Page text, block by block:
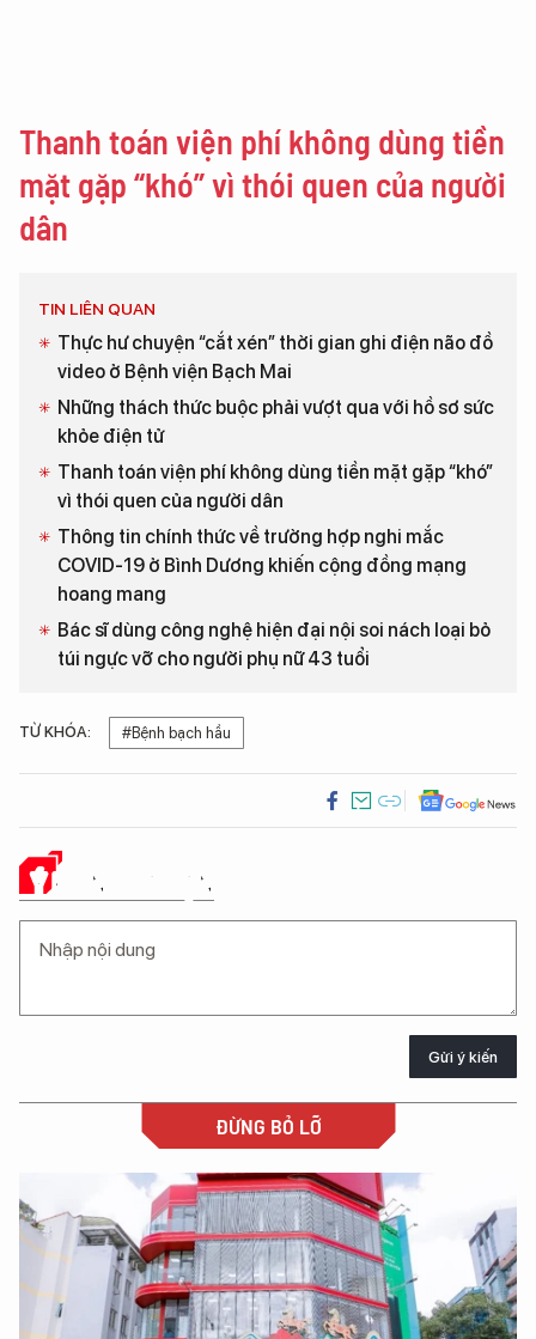
Thanh toán viện phí không dùng tiền
mặt gặp “khó” vì thói quen của người
dân
TIN LIÊN QUAN
Thực hư chuyện “cắt xén” thời gian ghi điện não đồ
video ở Bệnh viện Bạch Mai
Những thách thức buộc phải vượt qua với hồ sơ sức
khỏe điện tử
Thanh toán viện phí không dùng tiền mặt gặp “khó”
vì thói quen của người dân
Thông tin chính thức về trường hợp nghi mắc
COVID-19 ở Bình Dương khiến cộng đồng mạng
hoang mang
Bác sĩ dùng công nghệ hiện đại nội soi nách loại bỏ
túi ngực vỡ cho người phụ nữ 43 tuổi
TỪ KHÓA: #Bệnh bạch hầu
Ý KIẾN CỦA BẠN
Gửi ý kiến
ĐỪNG BỎ LỠ